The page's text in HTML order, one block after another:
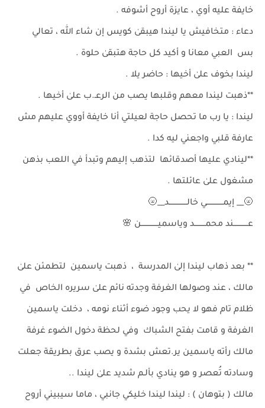
خايفة عليه أوي ، عايزة أروح أشوفه .
دعاء : متخافيش يا ليندا هيبقىٰ كويس إن شاء الله ، تعالي
بس العبي معانا و أكيد كل حاجة هتبقىٰ حلوة .
ليندا بخوف علىٰ أخيها : حاضر يلا .
**ذهبت ليندا معهم وقلبها يصب من الرعـ.ب علىٰ أخيها .
ليندا : يا رب ما تحصل حاجة لعيلتي أنا خايفة أووي عليهم مش
عارفة قلبي واجعني ليه كدا .
**لينادي عليها أصدقائها لتذهب إليهم وتبدأ في اللعب بذهن
مشغول علىٰ عائلتها .
🌝__ إيمــــــــــــــي خالـــــــــــــــد__🌝
عــــــــــــند محمـــــــــد وياسميــــــــــــــن 🌸
** بعد ذهاب ليندا إلىٰ المدرسة ، ذهبت ياسمين لتطمئن علىٰ
مالك ، عند وصولها الغرفة وجدته نائم علىٰ سريره الخاص في
ظلام تام فهو لا يحب وجود ضوء أثناء نومه ، دخلت ياسمين
الغرفة و قامت بفتح الشباك وفي لحظة دخول الضوء غرفة
مالك رأته ياسمين ير.تعش بشدة و يصب عرق بطريقة جعلت
وسادته تُعصر و هو ينادي بألـم شديد علىٰ ليندا ..
مالك ( بتوهان ) : ليندا ليندا خليكي جانبي ، ماما سيبيني أروح